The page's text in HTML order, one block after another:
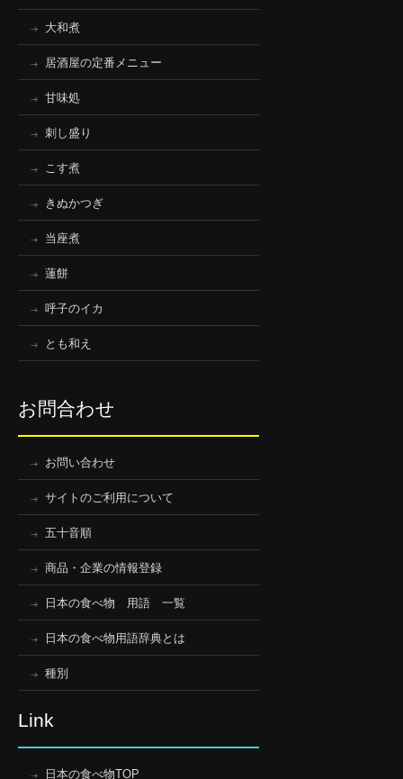
大和煮
居酒屋の定番メニュー
甘味処
刺し盛り
こす煮
きぬかつぎ
当座煮
蓮餅
呼子のイカ
とも和え
お問合わせ
お問い合わせ
サイトのご利用について
五十音順
商品・企業の情報登録
日本の食べ物 用語 一覧
日本の食べ物用語辞典とは
種別
Link
日本の食べ物TOP